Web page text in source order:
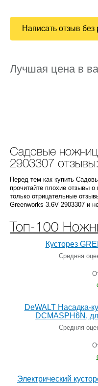
Написать отзыв без
Лучшая цена в
Садовые
2903307 отзывы:
Перед тем как купить
прочитайте плохие отзывы
только отрицательные
Greenworks 3.6V 2903307 и
Топ-100
Кусторез
Средняя
DeWALT Насадка-
DCMASPH6N,
Средняя
Электрический